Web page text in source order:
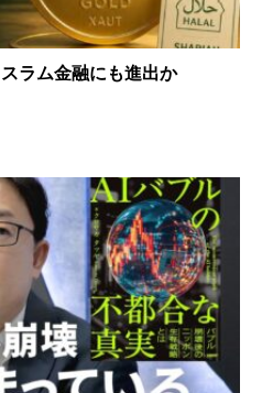
ラム金融にも進出か